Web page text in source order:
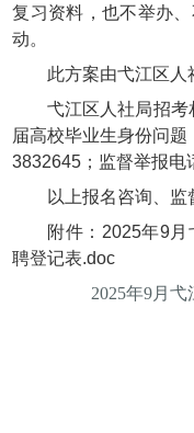
复习资料，也不举办
动。
此方案由弋江区人
弋江区人社局招
届高校毕业生身份问
3832645；监督举报电
以上报名咨询、监
附件： 2025年9月
聘登记表.doc
2025年9月